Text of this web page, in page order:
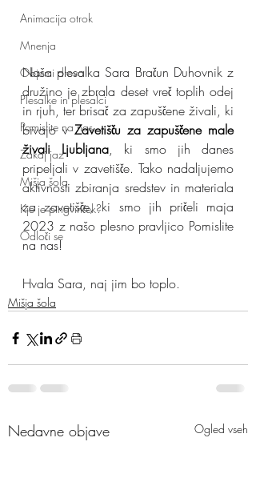
Animacija otrok
Mnenja
Objemi drevo
Plesalke in plesalci
Pomislite na nas
Zakaj jaz
Mišja šola
Kje je pingvinček?
Odloči se
Naša plesalka Sara Bračun Duhovnik z
družino je zbrala deset vreč toplih odej
in rjuh, ter brisač za zapuščene živali, ki
bivajo v Zavetišču za zapuščene male
živali Ljubljana, ki smo jih danes
pripeljali v zavetišče. Tako nadaljujemo
aktivnosti zbiranja sredstev in materiala
za zavetišče, ki smo jih pričeli maja
2023 z našo plesno pravljico Pomislite
na nas!
Hvala Sara, naj jim bo toplo.
Mišja šola
Nedavne objave Ogled vseh